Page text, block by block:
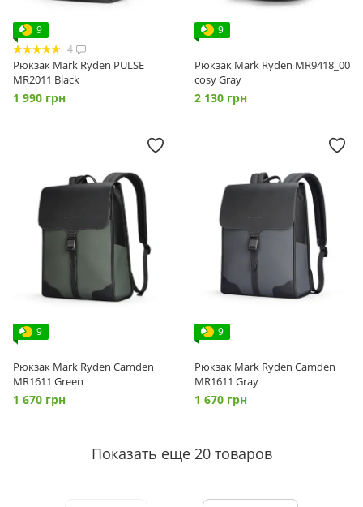
9
4
Рюкзак Mark Ryden PULSE
MR2011 Black
1 990 грн
9
Рюкзак Mark Ryden MR9418_00
сosy Gray
2 130 грн
9
Рюкзак Mark Ryden Camden
MR1611 Green
1 670 грн
9
Рюкзак Mark Ryden Camden
MR1611 Gray
1 670 грн
Показать еще 20 товаров